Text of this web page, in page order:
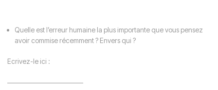
Quelle est l’erreur humaine la plus importante que vous pensez
avoir commise récemment ? Envers qui ?
Ecrivez-le ici :